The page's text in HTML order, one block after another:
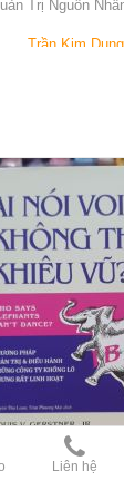
Trị Nguồn
Trần Kim Dung
Liên hệ